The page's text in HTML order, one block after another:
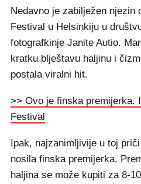
Nedavno je zabilježen njezin
Festival u Helsinkiju u
fotografkinje Janite Autio.
kratku blještavu haljinu i
postala viralni hit.
>> Ovo je finska premijerka.
Festival
Ipak, najzanimljivije u toj
nosila finska premijerka.
haljina se može kupiti za 8-